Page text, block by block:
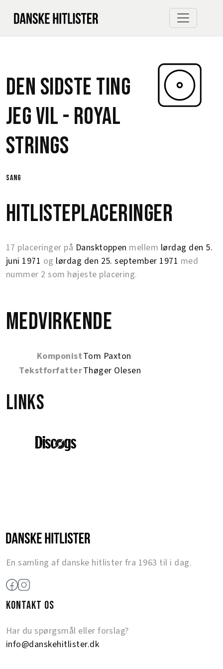
Den sidste ting
jeg vil - Royal
Strings
sang
Hitlisteplaceringer
17 placeringer på Dansktoppen mellem lørdag den 5.
juni 1971 og lørdag den 25. september 1971 med
nummer 2 som højeste placering.
Medvirkende
KomponistTom Paxton
TekstforfatterThøger Olesen
Links
En samling af danske hitlister fra 1963 til i dag.
KONTAKT OS
Har du spørgsmål eller forslag?
info@danskehitlister.dk